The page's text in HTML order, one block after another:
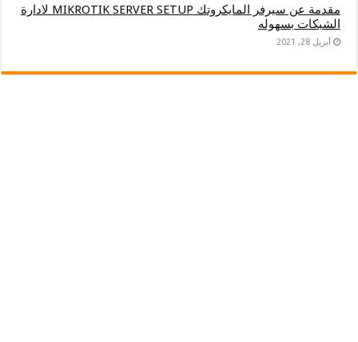
مقدمة عن سيرفر المايكروتك MIKROTIK SERVER SETUP لادارة
الشبكات بسهوله
أبريل 28, 2021